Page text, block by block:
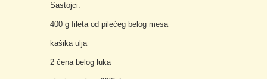
Sastojci:
400 g fileta od pilećeg belog mesa
kašika ulja
2 čena belog luka